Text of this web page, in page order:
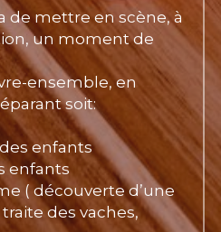
de mettre en scène, à
un moment de
ensemble, en
soit:
enfants
enfants
( découverte d’une
des vaches,